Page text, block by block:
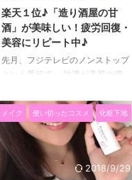
の環境が不安定になることで 歯
周病や虫歯などの口のトラブルが
一気に増えると言われています。
また、舌の筋肉が衰え始めて、舌
が衰えることで唾液の分泌が減っ
事、家事、子育てなどストレ ...
楽天１位♪「造り酒屋の甘
酒」が美味しい！疲労回復・
美容にリピート中♪
先月、フジテレビのノンストップ
という番組で、 甘酒が美肌や疲
から、 ずっと甘酒が気になって
いたのですが、 どこの甘酒を買
おうかな？となかなか決められず
にいたのですが、 ネットでおい
しそうな甘酒を見つけたので、取
り寄せました(*^▽^*) この遠藤
メイク 使い切ったコスメ 化粧下地
2018/9/29